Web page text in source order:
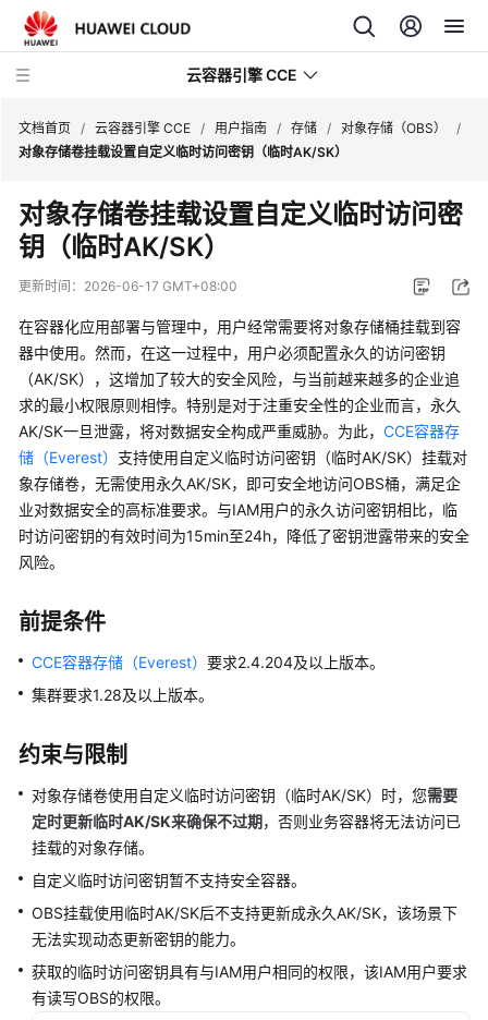
云容器引擎 CCE
最
新
态
服
务
公
告
产
品
介
绍
计
说
明
Kubernetes
基
础
知
识
快
速
入
用
文档首页 / 云容器引擎 CCE / 用户指南 / 存储 / 对象存储（OBS）
/
对象存储卷挂载设置自定义临时访问密钥（临时AK/SK）
对象存储卷挂载设置自定义临时访问密
钥（临时AK/SK）
更新时间： 2026-06-17 GMT+08:00
在容器化应用部署与管理中，用户经常需要将对象存储桶挂载到容
器中使用。然而，在这一过程中，用户必须配置永久的访问密钥
（AK/SK），这增加了较大的安全风险，与当前越来越多的企业追
求的最小权限原则相悖。特别是对于注重安全性的企业而言，永久
AK/SK一旦泄露，将对数据安全构成严重威胁。为此， CCE容器存
储（Everest） 支持使用自定义临时访问密钥（临时AK/SK）挂载对
象存储卷，无需使用永久AK/SK，即可安全地访问OBS桶，满足企
业对数据安全的高标准要求。与IAM用户的永久访问密钥相比，临
时访问密钥的有效时间为15min至24h，降低了密钥泄露带来的安全
风险。
前提条件
CCE容器存储（Everest） 要求2.4.204及以上版本。
集群要求1.28及以上版本。
约束与限制
对象存储卷使用自定义临时访问密钥（临时AK/SK）时，您需要
定时更新临时AK/SK来确保不过期，否则业务容器将无法访问已
挂载的对象存储。
自定义临时访问密钥暂不支持安全容器。
OBS挂载使用临时AK/SK后不支持更新成永久AK/SK，该场景下
无法实现动态更新密钥的能力。
获取的临时访问密钥具有与IAM用户相同的权限，该IAM用户要求
有读写OBS的权限。